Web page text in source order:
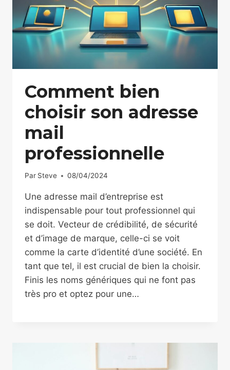
Comment bien
choisir son adresse
mail
professionnelle
Par Steve 08/04/2024
Une adresse mail d’entreprise est
indispensable pour tout professionnel qui
se doit. Vecteur de crédibilité, de sécurité
et d’image de marque, celle-ci se voit
comme la carte d’identité d’une société. En
tant que tel, il est crucial de bien la choisir.
Finis les noms génériques qui ne font pas
très pro et optez pour une…